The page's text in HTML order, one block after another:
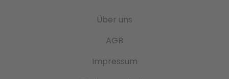
Über uns
AGB
Impressum